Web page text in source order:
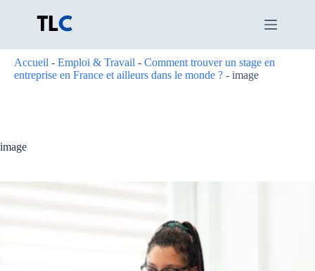
Accueil - Emploi & Travail - Comment trouver un stage en
entreprise en France et ailleurs dans le monde ? - image
image